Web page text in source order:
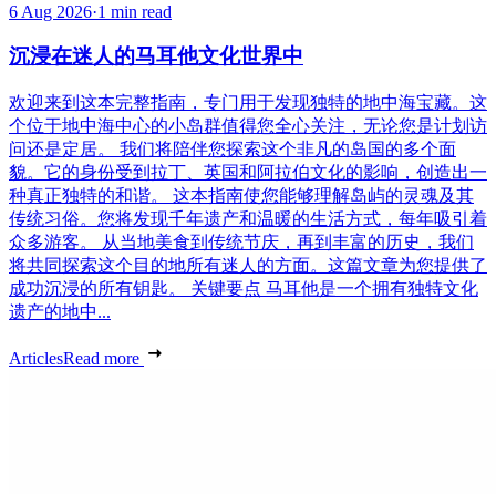
6 Aug 2026·1 min read
沉浸在迷人的马耳他文化世界中
欢迎来到这本完整指南，专门用于发现独特的地中海宝藏。这
个位于地中海中心的小岛群值得您全心关注，无论您是计划访
问还是定居。 我们将陪伴您探索这个非凡的岛国的多个面
貌。它的身份受到拉丁、英国和阿拉伯文化的影响，创造出一
种真正独特的和谐。 这本指南使您能够理解岛屿的灵魂及其
传统习俗。您将发现千年遗产和温暖的生活方式，每年吸引着
众多游客。 从当地美食到传统节庆，再到丰富的历史，我们
将共同探索这个目的地所有迷人的方面。这篇文章为您提供了
成功沉浸的所有钥匙。 关键要点 马耳他是一个拥有独特文化
遗产的地中...
ArticlesRead more